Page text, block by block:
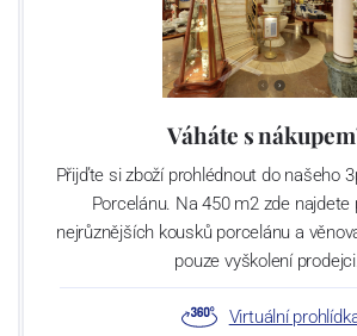
Váháte s
Přijďte si zboží prohlédnout do našeho
Porcelánu. Na 450 m2 zde najdete
nejrůznějších kousků porcelánu a
pouze vyškolení prodejci.
Virtuální